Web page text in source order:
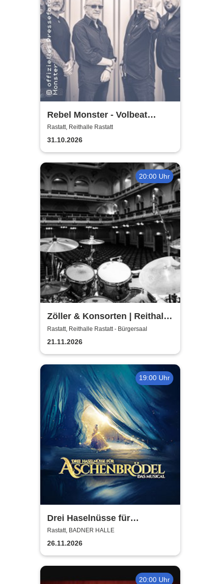
Rebel Monster - Volbeat
Tribute
Rastatt, Reithalle Rastatt
31.10.2026
20:00 Uhr
Zöller & Konsorten | Reithalle
Rastatt - Bürgersaal
Rastatt, Reithalle Rastatt - Bürgersaal
21.11.2026
19:00 Uhr
Drei Haselnüsse für
Aschenbrödel - Das Musical
Rastatt, BADNER HALLE
26.11.2026
20:00 Uhr